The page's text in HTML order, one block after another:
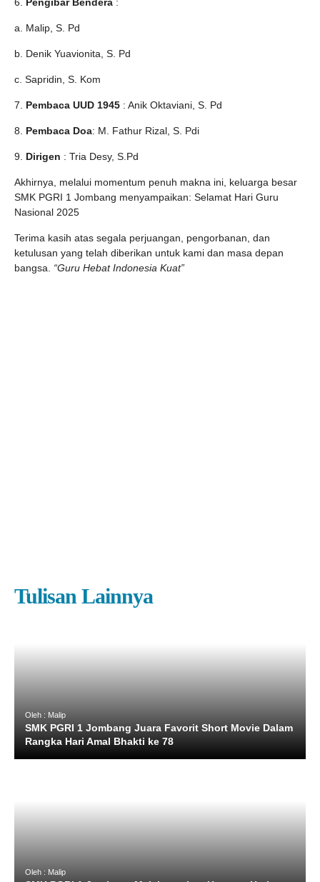
a. Malip, S. Pd
b. Denik Yuavionita, S. Pd
c. Sapridin, S. Kom
7. Pembaca UUD 1945 : Anik Oktaviani, S. Pd
8. Pembaca Doa: M. Fathur Rizal, S. Pdi
9. Dirigen : Tria Desy, S.Pd
Akhirnya, melalui momentum penuh makna ini, keluarga besar
SMK PGRI 1 Jombang menyampaikan: Selamat Hari Guru
Nasional 2025
Terima kasih atas segala perjuangan, pengorbanan, dan
ketulusan yang telah diberikan untuk kami dan masa depan
bangsa. “Guru Hebat Indonesia Kuat”
Tulisan Lainnya
Oleh : Malip
SMK PGRI 1 Jombang Juara Favorit Short Movie Dalam
Rangka Hari Amal Bhakti ke 78
Oleh : Malip